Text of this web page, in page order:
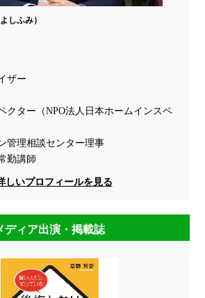
しふみ）
ザー
クター（NPO法人日本ホームインスペ
管理相談センター理事
勤講師
しいプロフィールを見る
ディア出演・掲載誌